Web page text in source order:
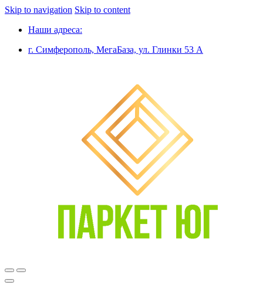
Skip to navigation Skip to content
Наши адреса:
г. Симферополь, МегаБаза, ул. Глинки 53 А